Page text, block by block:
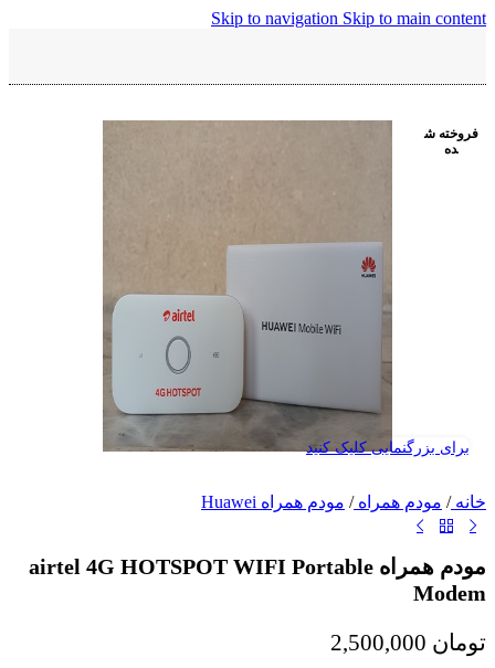
Skip to navigation Skip to main content
فروخته ش
ده
برای بزرگنمایی کلیک کنید
خانه/ مودم همراه/ مودم همراه Huawei
مودم همراه airtel 4G HOTSPOT WIFI Portable
Modem
تومان